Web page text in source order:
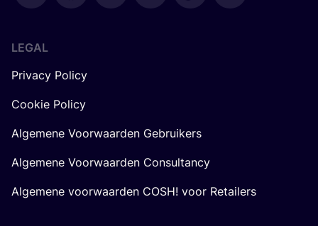
LEGAL
Privacy Policy
Cookie Policy
Algemene Voorwaarden Gebruikers
Algemene Voorwaarden Consultancy
Algemene voorwaarden COSH! voor Retailers